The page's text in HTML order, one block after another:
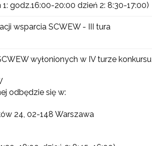
1: godz.16:00-20:00 dzień 2: 8:30-17:00)
wsparcia SCWEW - III tura
wyłonionych w IV turze konkursu
odbędzie się w:
24, 02-148 Warszawa